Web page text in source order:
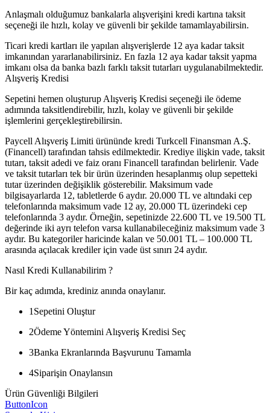
Anlaşmalı olduğumuz bankalarla alışverişini kredi kartına taksit
seçeneği ile hızlı, kolay ve güvenli bir şekilde tamamlayabilirsin.
Ticari kredi kartları ile yapılan alışverişlerde 12 aya kadar taksit
imkanından yararlanabilirsiniz. En fazla 12 aya kadar taksit yapma
imkanı olsa da banka bazlı farklı taksit tutarları uygulanabilmektedir.
Alışveriş Kredisi
Sepetini hemen oluşturup Alışveriş Kredisi seçeneği ile ödeme
adımında taksitlendirebilir, hızlı, kolay ve güvenli bir şekilde
işlemlerini gerçekleştirebilirsin.
Paycell Alışveriş Limiti ürününde kredi Turkcell Finansman A.Ş.
(Financell) tarafından tahsis edilmektedir. Krediye ilişkin vade, taksit
tutarı, taksit adedi ve faiz oranı Financell tarafından belirlenir. Vade
ve taksit tutarları tek bir ürün üzerinden hesaplanmış olup sepetteki
tutar üzerinden değişiklik gösterebilir. Maksimum vade
bilgisayarlarda 12, tabletlerde 6 aydır. 20.000 TL ve altındaki cep
telefonlarında maksimum vade 12 ay, 20.000 TL üzerindeki cep
telefonlarında 3 aydır. Örneğin, sepetinizde 22.600 TL ve 19.500 TL
değerinde iki ayrı telefon varsa kullanabileceğiniz maksimum vade 3
aydır. Bu kategoriler haricinde kalan ve 50.001 TL – 100.000 TL
arasında açılacak krediler için vade üst sınırı 24 aydır.
Nasıl Kredi Kullanabilirim ?
Bir kaç adımda, krediniz anında onaylanır.
1 Sepetini Oluştur
2Ödeme Yöntemini Alışveriş Kredisi Seç
3Banka Ekranlarında Başvurunu Tamamla
4Siparişin Onaylansın
Ürün Güvenliği Bilgileri
ButtonIcon